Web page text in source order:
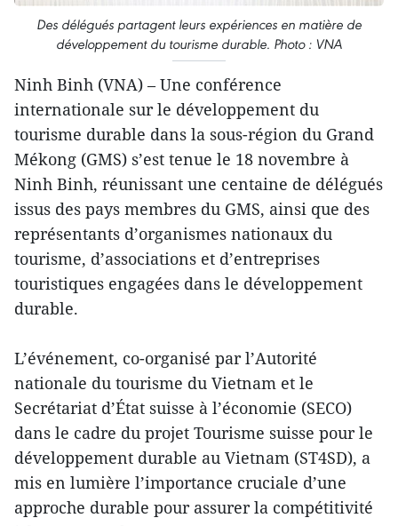
Des délégués partagent leurs expériences en matière de
développement du tourisme durable. Photo : VNA
Ninh Binh (VNA) – Une conférence
internationale sur le développement du
tourisme durable dans la sous-région du Grand
Mékong (GMS) s’est tenue le 18 novembre à
Ninh Binh, réunissant une centaine de délégués
issus des pays membres du GMS, ainsi que des
représentants d’organismes nationaux du
tourisme, d’associations et d’entreprises
touristiques engagées dans le développement
durable.
L’événement, co-organisé par l’Autorité
nationale du tourisme du Vietnam et le
Secrétariat d’État suisse à l’économie (SECO)
dans le cadre du projet Tourisme suisse pour le
développement durable au Vietnam (ST4SD), a
mis en lumière l’importance cruciale d’une
approche durable pour assurer la compétitivité